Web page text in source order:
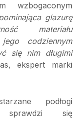
wzbogaconym
glazurę
materiału
codziennym
się nim długimi
ekspert marki
podłogi
się